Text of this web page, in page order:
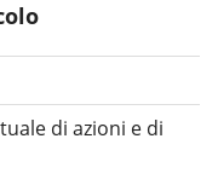
di azioni e di